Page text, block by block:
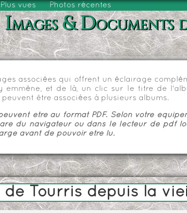
Plus vues Photos récentes
Images & Documents
associées qui offrent un éclairage
emmène, et de là, un clic sur le titre de
être associées à plusieurs albums.
être au format PDF. Selon votre
du navigateur ou dans le lecteur de pdf
avant de pouvoir être lu.
de Tourris depuis la